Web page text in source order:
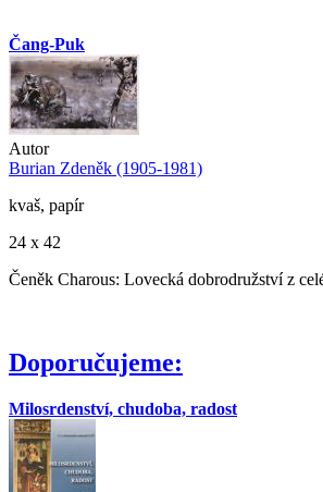
Čang-Puk
Autor
Burian Zdeněk (1905-1981)
kvaš, papír
24 x 42
Čeněk Charous: Lovecká dobrodružství z
Doporučujeme:
Milosrdenství, chudoba, radost